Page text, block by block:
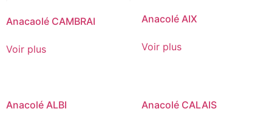
Anacaolé CAMBRAI
Voir plus
Anacolé AIX
Voir plus
Anacolé ALBI Anacolé CALAIS